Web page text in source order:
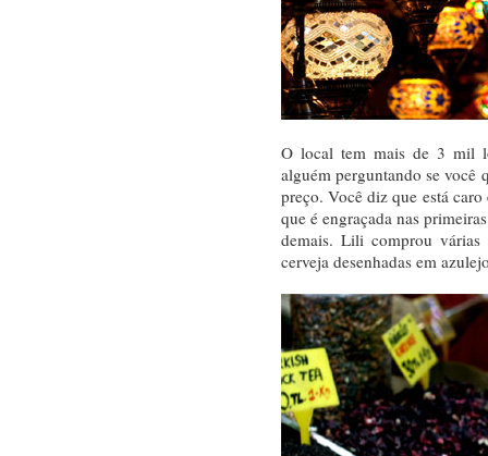
O local tem mais de 3 mil
alguém perguntando se você
preço. Você diz que está
que é engraçada nas
demais. Lili comprou várias
cerveja desenhadas em